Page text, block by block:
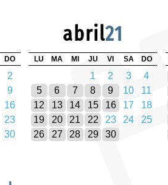
DO
2
9
16
23
30
abril21
LU MA MI JU VI SA DO
1 2 3
4
5
6 7 8 9 10
11
12
13 14 15 16 17
18
19
20 21 22 23 24
25
26
27 28 29 30